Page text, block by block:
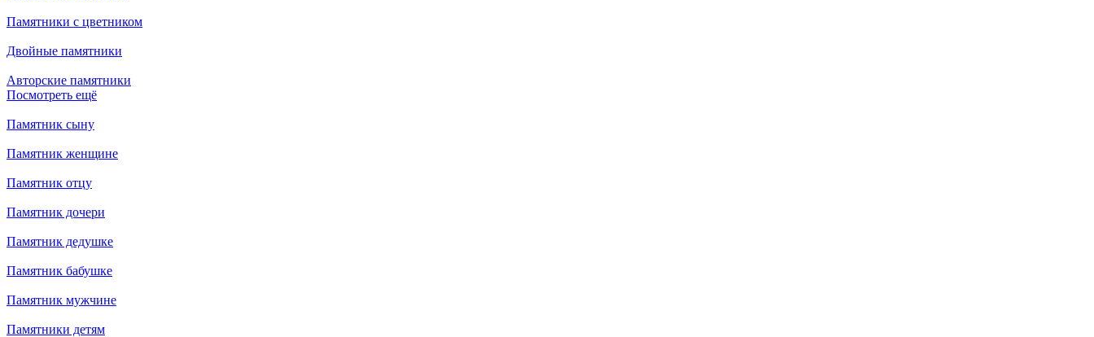
Памятники с цветником
Двойные памятники
Авторские памятники
Посмотреть ещё
Памятник сыну
Памятник женщине
Памятник отцу
Памятник дочери
Памятник дедушке
Памятник бабушке
Памятник мужчине
Памятники детям